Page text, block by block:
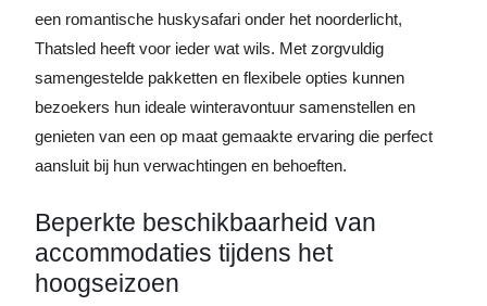
een romantische huskysafari onder het noorderlicht,
Thatsled heeft voor ieder wat wils. Met zorgvuldig
samengestelde pakketten en flexibele opties kunnen
bezoekers hun ideale winteravontuur samenstellen en
genieten van een op maat gemaakte ervaring die perfect
aansluit bij hun verwachtingen en behoeften.
Beperkte beschikbaarheid van
accommodaties tijdens het
hoogseizoen